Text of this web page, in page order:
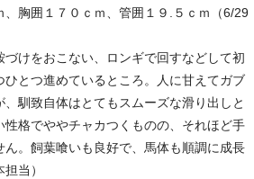
、胸囲１７０ｃｍ、管囲１９.５ｃｍ（6/29
づけをおこない、ロンギで回すなどして初
とつ進めているところ。人に甘えてガブ
馴致自体はとてもスムーズな滑り出しと
格でややチャカつくものの、それほど手
。飼葉喰いも良好で、馬体も順調に成長
当）